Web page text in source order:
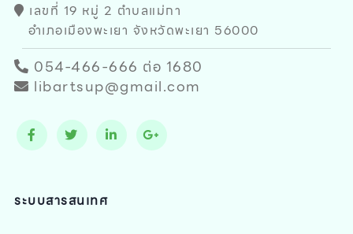
เลขที่ 19 หมู่ 2 ตำบลแม่กา
อำเภอเมืองพะเยา จังหวัดพะเยา 56000
054-466-666 ต่อ 1680
libartsup@gmail.com
ระบบสารสนเทศ